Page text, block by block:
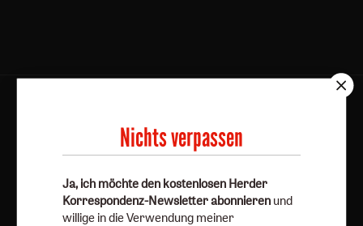
Barrierefreiheit
Impressum
Vertrag widerrufen Abo online kündigen
Nichts verpassen
Ja, ich möchte den kostenlosen Herder
Korrespondenz-Newsletter abonnieren und
willige in die Verwendung meiner